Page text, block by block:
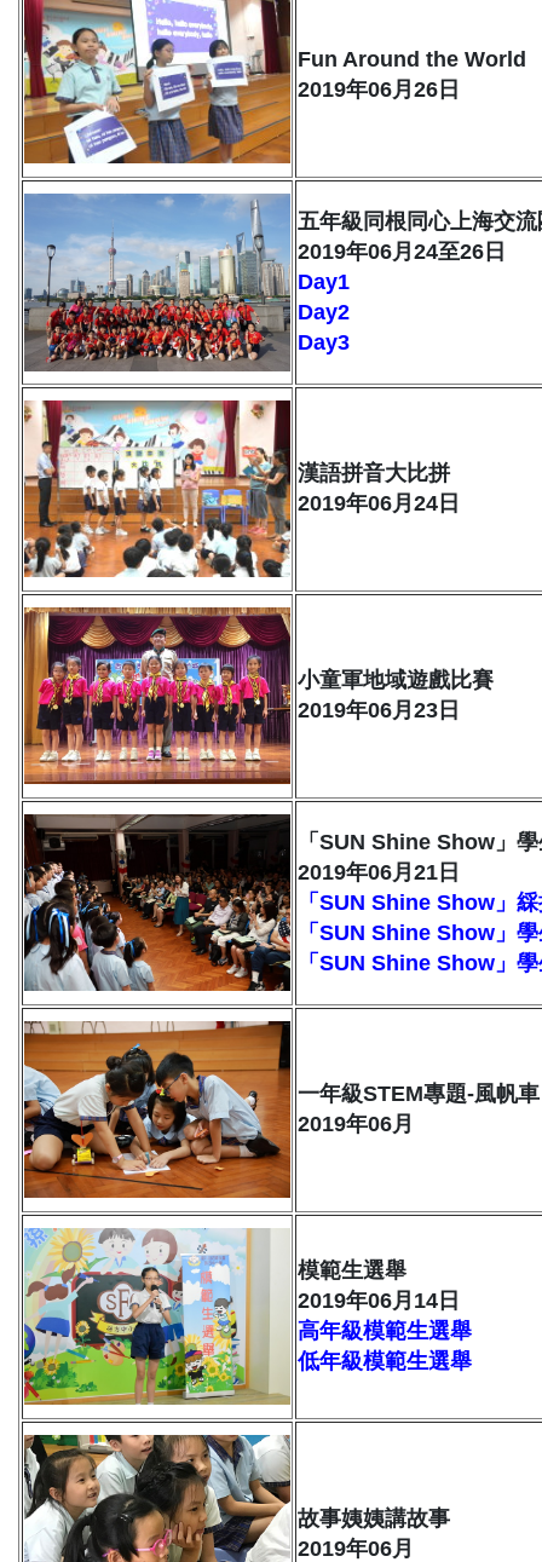
Fun Around the World
2019年06月26日
五年級同根同心上海交流
2019年06月24至26日
Day1
Day2
Day3
漢語拼音大比拼
2019年06月24日
小童軍地域遊戲比賽
2019年06月23日
「SUN Shine Show」
2019年06月21日
「SUN Shine Show」
「SUN Shine Show」
「SUN Shine Show」
一年級STEM專題-風帆車
2019年06月
模範生選舉
2019年06月14日
高年級模範生選舉
低年級模範生選舉
故事姨姨講故事
2019年06月